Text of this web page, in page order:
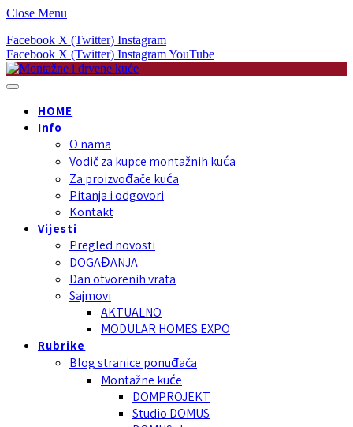
Close Menu
Facebook X (Twitter) Instagram
Facebook X (Twitter) InstagramYouTube
HOME
Info
O nama
Vodič za kupce montažnih kuća
Za proizvođače kuća
Pitanja i odgovori
Kontakt
Vijesti
Pregled novosti
DOGAĐANJA
Dan otvorenih vrata
Sajmovi
AKTUALNO
MODULAR HOMES EXPO
Rubrike
Blog stranice ponuđača
Montažne kuće
DOMPROJEKT
Studio DOMUS